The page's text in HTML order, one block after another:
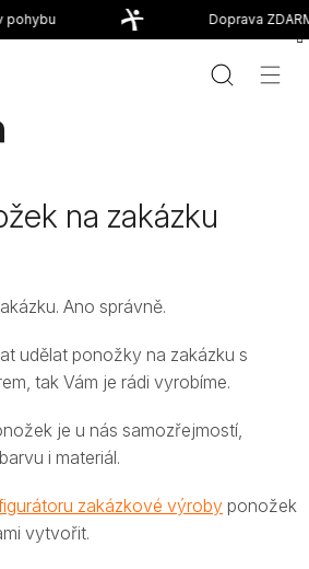
pohybu Doprava
na zakázku
Ano správně.
udělat ponožky na zakázku s
tak Vám je rádi vyrobíme.
je u nás samozřejmostí,
i materiál.
zakázkové výroby ponožek
vytvořit.